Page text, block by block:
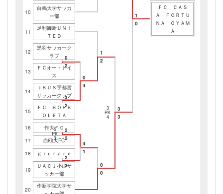
10
白鴎大学サッカ
ー部
1
11
足利御厨ＵＮＩ
ＴＥＤ
1
12
黒羽サッカーク
ラブ
0
13
ＦＣオー・ドイ
ス
2
0
14
ＪＢＵＳ宇都宮
サッカークラブ
3
15
ＦＣ ＢＯＲＢ
ＯＬＥＴＡ
2
4
2
3
PK
3
16 作大ＦＣ 2
PK
5
17 白鴎大FC2
3
4
18
ｇｉｕｒａｒｅ
2
19
ＵＡＣＪ小山サ
ッカー部
3
1
0
20
作新学院大学サ
0
3
4
0
ＦＣ ＣＡＳ
Ａ ＦＯＲＴＵ
ＮＡ ＯＹＡＭ
Ａ